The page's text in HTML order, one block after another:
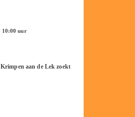
10:00 uur
aan de Lek zoekt